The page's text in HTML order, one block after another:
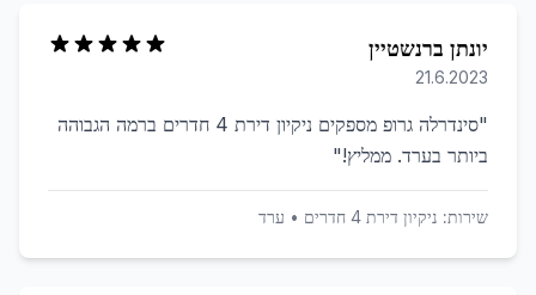
יונתן ברנשטיין
21.6.2023
"
סינדרלה גרופ מספקים ניקיון דירת 4 חדרים ברמה הגבוהה
ביותר בערד. ממליץ!"
שירות: ניקיון דירת 4 חדרים • ערד